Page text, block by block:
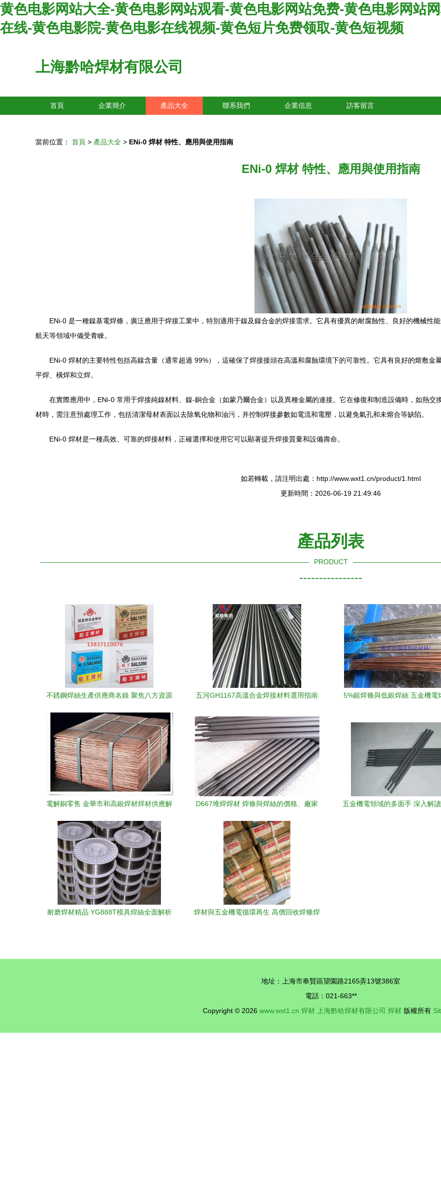
黄色电影网站大全-黄色电影网站观看-黄色电影网站免费-黄色电影网站
在线-黄色电影院-黄色电影在线视频-黄色短片免费领取-黄色短视频
上海黔哈焊材有限公司
首頁 企業簡介 產品大全 聯系我們 企業信息 訪客留言
當前位置： 首頁 > 產品大全 > ENi-0 焊材 特性、應用與使用指南
ENi-0 焊材 特性、應用與使用指南
ENi-0 是一種鎳基電焊條，廣泛應用于焊接工業中，特別適用于鎳及鎳合金的焊接需求。它具有優異的耐腐蝕性、良好的機械性
航天等領域中備受青睞。
ENi-0 焊材的主要特性包括高鎳含量（通常超過 99%），這確保了焊接接頭在高溫和腐蝕環境下的可靠性。它具有良好的熔敷
平焊、橫焊和立焊。
在實際應用中，ENi-0 常用于焊接純鎳材料、鎳-銅合金（如蒙乃爾合金）以及異種金屬的連接。它在修復和制造設備時，如熱
材時，需注意預處理工作，包括清潔母材表面以去除氧化物和油污，并控制焊接參數如電流和電壓，以避免氣孔和未熔合等缺陷。
ENi-0 焊材是一種高效、可靠的焊接材料，正確選擇和使用它可以顯著提升焊接質量和設備壽命。
如若轉載，請注明出處：http://www.wxt1.cn/product/1.html
更新時間：2026-06-19 21:49:46
產品列表
PRODUCT
----------------
不銹鋼焊絲生產供應商名錄 聚焦八方資源
五河GH1167高溫合金焊接材料選用指南
5%銀焊條與低銀焊絲 五金機電
電解銅零售 金華市和高銀焊材焊材供應解
D667堆焊焊材 焊條與焊絲的價格、廠家
五金機電領域的多面手 深入解
耐磨焊材精品 YG888T模具焊絲全面解析
焊材與五金機電循環再生 高價回收焊條焊
地址：上海市奉賢區望園路2165弄13號386室
電話：021-663**
Copyright © 2026 www.wxt1.cn 焊材 上海黔哈焊材有限公司 焊材 版權所有